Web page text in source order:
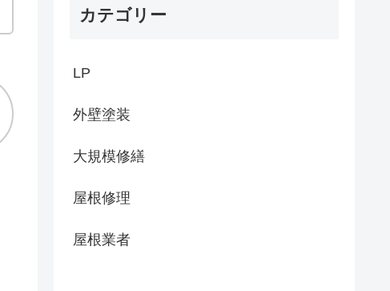
カテゴリー
LP
外壁塗装
大規模修繕
屋根修理
屋根業者